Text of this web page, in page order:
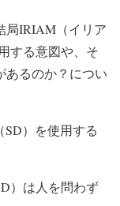
局IRIAM（イリア
する意図や、そ
あるのか？につい
）を使用する
）は人を問わず